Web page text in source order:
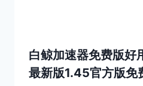
白鲸加速器免费版好
最新版1.45官方版免